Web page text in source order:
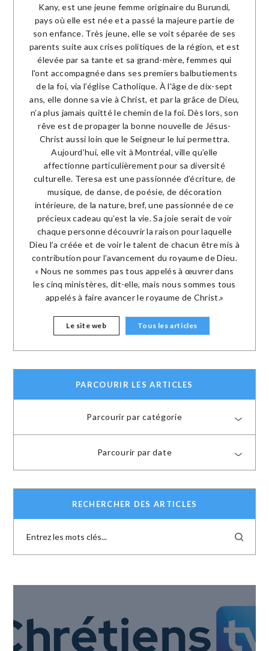
Kany, est une jeune femme originaire du Burundi,
pays où elle est née et a passé la majeure partie de
son enfance. Très jeune, elle se voit séparée de ses
parents suite aux crises politiques de la région, et est
élevée par sa tante et sa grand-mère, femmes qui
l'ont accompagnée dans ses premiers balbutiements
de la foi, via l’église Catholique. À l'âge de dix-sept
ans, elle donne sa vie à Christ, et par la grâce de Dieu,
n’a plus jamais quitté le chemin de la foi. Dès lors, son
rêve est de propager la bonne nouvelle de Jésus-
Christ aussi loin que le Seigneur le lui permettra.
Aujourd’hui, elle vit à Montréal, ville qu’elle
affectionne particulièrement pour sa diversité
culturelle. Teresa est une passionnée d’écriture, de
musique, de danse, de poésie, de décoration
intérieure, de la nature, bref, une passionnée de ce
précieux cadeau qu’est la vie. Sa joie serait de voir
chaque personne découvrir la raison pour laquelle
Dieu l’a créée et de voir le talent de chacun être mis à
contribution pour l’avancement du royaume de Dieu.
« Nous ne sommes pas tous appelés à œuvrer dans
les cinq ministères, dit-elle, mais nous sommes tous
appelés à faire avancer le royaume de Christ.»
Le site web Tous les articles
PARCOURIR LES ARTICLES
Parcourir par catégorie
Parcourir par date
RECHERCHER DES ARTICLES